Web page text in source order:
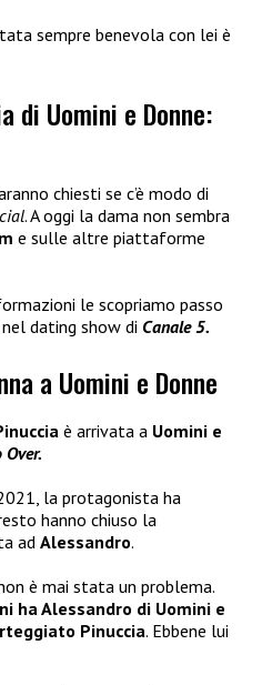
sempre benevola con lei è
di Uomini e Donne:
chiesti se c’è modo di
. A oggi la dama non sembra
e sulle altre piattaforme
le scopriamo passo
dating show di Canale 5.
a Uomini e Donne
è arrivata a Uomini e
Over.
la protagonista ha
hanno chiuso la
ad Alessandro.
è mai stata un problema.
ha Alessandro di Uomini e
Pinuccia. Ebbene lui